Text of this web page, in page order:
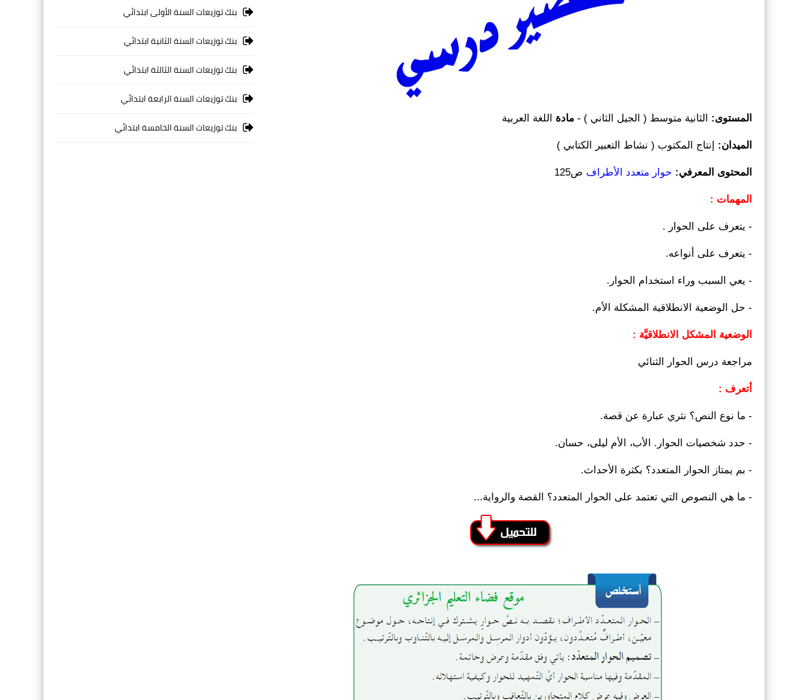
المستوى: الثانية متوسط ( الجيل الثاني ) - مادة اللغة العربية
الميدان: إنتاج المكتوب ( نشاط التعبير الكتابي )
المحتوى المعرفي: حوار متعدد الأطراف ص125
المهمات :
- يتعرف على الحوار .
- يتعرف على أنواعه.
- يعي السبب وراء استخدام الحوار.
- حل الوضعية الانطلاقية المشكلة الأم.
الوضعية المشكل الانطلاقيَّة :
مراجعة درس الحوار الثنائي
أتعرف :
- ما نوع النص؟ نثري عبارة عن قصة.
- حدد شخصيات الحوار. الأب، الأم ليلى، حسان.
- بم يمتاز الحوار المتعدد؟ بكثرة الأحداث.
- ما هي النصوص التي تعتمد على الحوار المتعدد؟ القصة والرواية...
بنك توزيعات السنة الأولى ابتدائي
بنك توزيعات السنة الثانية ابتدائي
بنك توزيعات السنة الثالثة ابتدائي
بنك توزيعات السنة الرابعة ابتدائي
بنك توزيعات السنة الخامسة ابتدائي